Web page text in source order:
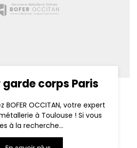
corps Paris
BOFER OCCITAN, votre expert
à Toulouse ! Si vous
à la recherche...